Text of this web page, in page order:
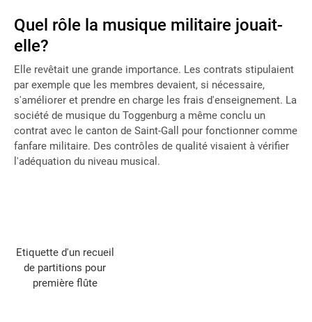
Quel rôle la musique militaire jouait-
elle?
Elle revêtait une grande importance. Les contrats stipulaient
par exemple que les membres devaient, si nécessaire,
s'améliorer et prendre en charge les frais d'enseignement. La
société de musique du Toggenburg a même conclu un
contrat avec le canton de Saint-Gall pour fonctionner comme
fanfare militaire. Des contrôles de qualité visaient à vérifier
l'adéquation du niveau musical.
Etiquette d'un recueil
de partitions pour
première flûte